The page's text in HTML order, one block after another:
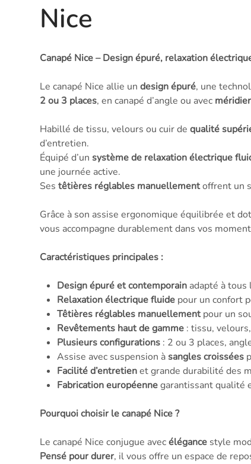
Nice
Canapé Nice – Design épuré, relaxation
Le canapé Nice allie undesign épuré, une
2 ou 3 places, en canapé d’angle ou avec
Habillé de tissu, velours ou cuir dequalité
d’entretien.
Équipé d’unsystème de relaxation électrique
une journée active.
Sestêtières réglables manuellementoffrent un
Grâce à son assise ergonomique équilibrée et
vous accompagne durablement dans vos
Caractéristiques principales :
Design épuré et contemporainadapté à tous
Relaxation électrique fluidepour un confort
Têtières réglables manuellementpour un
Revêtements haut de gamme: tissu,
Plusieurs configurations: 2 ou 3 places,
Assise avec suspension àsangles croissées
Facilité d’entretienet grande durabilité des
Fabrication européennegarantissant qualité
Pourquoi choisir le canapé Nice ?
Le canapé Nice conjugue avecélégance style
Pensé pour durer, il vous offre un espace de